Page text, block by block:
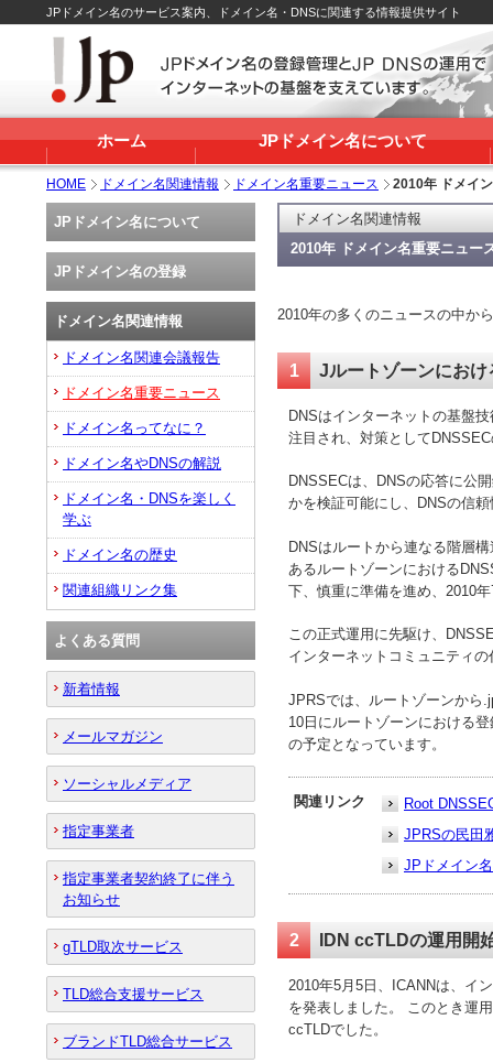
JPドメイン名のサービス案内、ドメイン名・DNSに関連する情報提供サイト
ホーム JPドメイン名について
HOME ドメイン名関連情報 ドメイン名重要ニュース 2010年 ドメイ
ドメイン名関連情報
2010年 ドメイン名重要ニュー
2010年の多くのニュースの中か
1 Jルートゾーンにお
DNSはインターネットの基盤
注目され、対策として
DNSSECは、DNSの応答に公
かを検証可能にし、DNSの信
DNSはルートから連なる階層
あるルートゾーンにおける
下、慎重に準備を進め、2010
この正式運用に先駆け、
インターネットコミュニティ
JPRSでは、ルートゾーンから
10日にルートゾーンにおける
の予定となっています。
関連リンク
Root
JPRSの民田
JPドメイン
2 IDN ccTLDの運用開
2010年5月5日、ICANNは、イ
を発表しました。 このとき運
ccTLDでした。
JPドメイン名について
JPドメイン名の登録
ドメイン名関連情報
ドメイン名関連会議報告
ドメイン名重要ニュース
ドメイン名ってなに？
ドメイン名やDNSの解説
ドメイン名・DNSを楽しく
学ぶ
ドメイン名の歴史
関連組織リンク集
よくある質問
新着情報
メールマガジン
ソーシャルメディア
指定事業者
指定事業者契約終了に伴う
お知らせ
gTLD取次サービス
TLD総合支援サービス
ブランドTLD総合サービス